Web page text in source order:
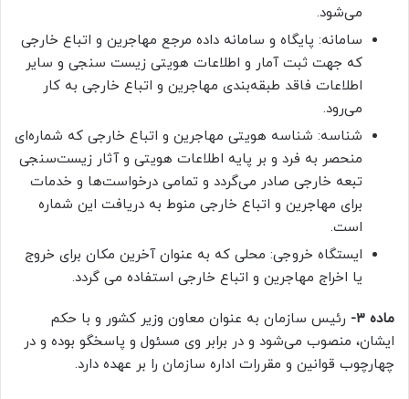
می‌شود.
سامانه: پایگاه و سامانه داده مرجع مهاجرین و اتباع خارجی
که جهت ثبت آمار و اطلاعات هویتی زیست سنجی و سایر
اطلاعات فاقد طبقه‌بندی مهاجرین و اتباع خارجی به کار
می‌رود.
شناسه: شناسه هویتی مهاجرین و اتباع خارجی که شماره‌ای
منحصر به فرد و بر پایه اطلاعات هویتی و آثار زیست‌سنجی
تبعه خارجی صادر می‌گردد و تمامی درخواست‌ها و خدمات
برای مهاجرین و اتباع خارجی منوط به دریافت این شماره
است.
ایستگاه خروجی: محلی که به عنوان آخرین مکان برای خروج
یا اخراج مهاجرین و اتباع خارجی استفاده می گردد.
ماده ۳-
رئیس سازمان به عنوان معاون وزیر کشور و با حکم
ایشان، منصوب می‌شود و در برابر وی مسئول و پاسخگو بوده و در
چهارچوب قوانین و مقررات اداره سازمان را بر عهده دارد.